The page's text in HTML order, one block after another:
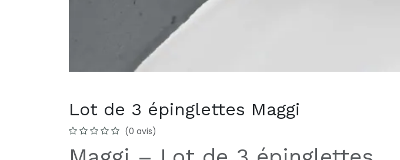
Lot de 3 épinglettes Maggi
(0 avis)